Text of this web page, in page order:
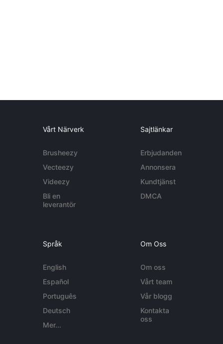
Vårt Närverk
Brusheezy
Vecteezy
Videezy
Bli en
leverantör
Sajtlänkar
Erbjudanden
Annonsera
Kundtjänst
DMCA
Språk
English
Español
Português
Deutsch
Mer...
Om Oss
Om oss
Vårt team
Vår blogg
Kontakta
oss